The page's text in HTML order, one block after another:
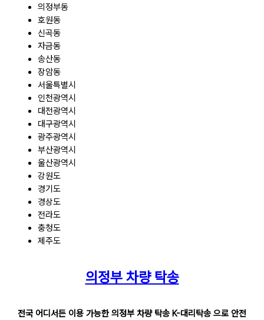
의정부동
호원동
신곡동
자금동
송산동
장암동
서울특별시
인천광역시
대전광역시
대구광역시
광주광역시
부산광역시
울산광역시
강원도
경기도
경상도
전라도
충청도
제주도
의정부 차량 탁송
전국 어디서든 이용 가능한 의정부 차량 탁송 K-대리탁송 으로 안전